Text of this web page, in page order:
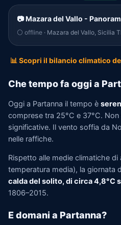
📷 Mazara del Vallo -
⚪ offline · Mazara del Vallo, Sicilia
📊 Scopri il bilancio climatico
Che tempo fa oggi a
Oggi a Partanna il tempo è
comprese tra 25°C e 37°C.
significative. Il vento soffia da
nelle raffiche.
Rispetto alle medie climatiche
temperatura media), la giornata
calda del solito, di circa 4,8°C
1806–2015.
E domani a Partanna?